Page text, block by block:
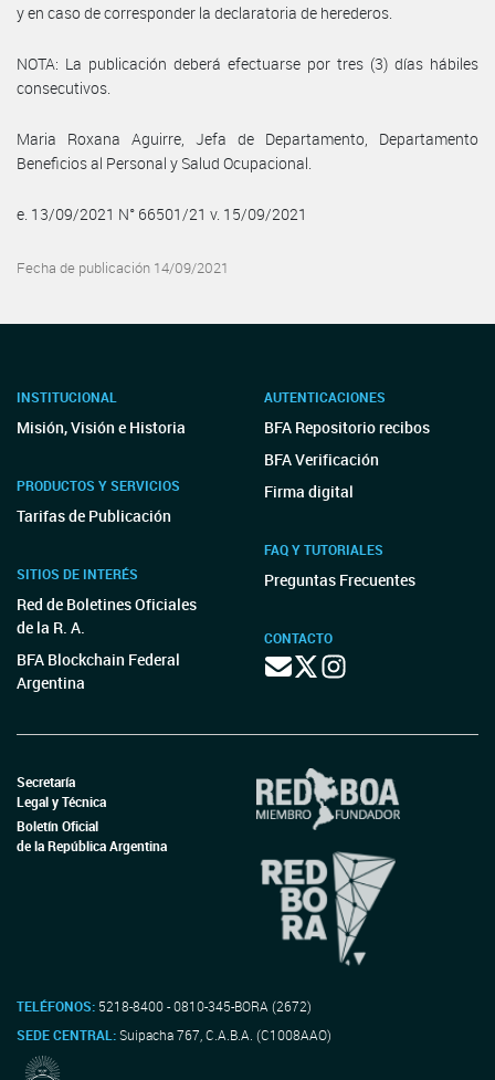
y en caso de corresponder la declaratoria de herederos.
NOTA: La publicación deberá efectuarse por tres (3) días hábiles
consecutivos.
Maria Roxana Aguirre, Jefa de Departamento, Departamento
Beneficios al Personal y Salud Ocupacional.
e. 13/09/2021 N° 66501/21 v. 15/09/2021
Fecha de publicación 14/09/2021
INSTITUCIONAL
Misión, Visión e Historia
PRODUCTOS Y SERVICIOS
Tarifas de Publicación
SITIOS DE INTERÉS
Red de Boletines Oficiales
de la R. A.
BFA Blockchain Federal
Argentina
AUTENTICACIONES
BFA Repositorio recibos
BFA Verificación
Firma digital
FAQ Y TUTORIALES
Preguntas Frecuentes
CONTACTO
Secretaría
Legal y Técnica
Boletín Oficial
de la República Argentina
TELÉFONOS: 5218-8400 - 0810-345-BORA (2672)
SEDE CENTRAL:Suipacha 767, C.A.B.A. (C1008AAO)